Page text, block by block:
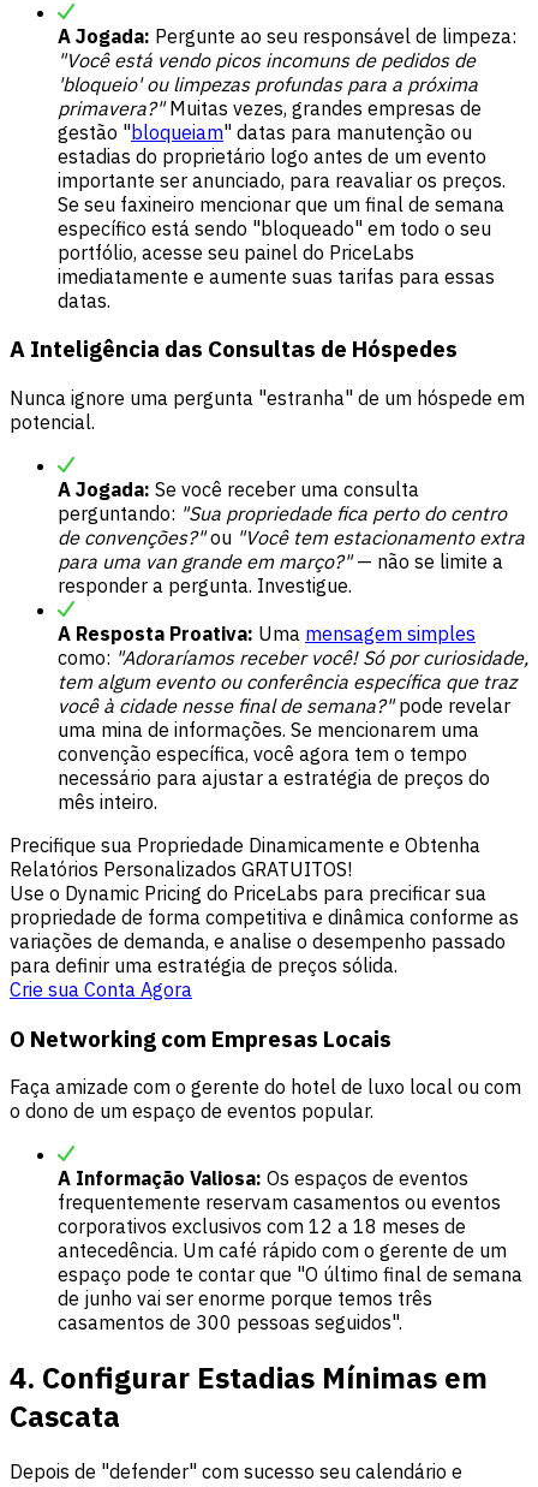
A Jogada: Pergunte ao seu responsável de limpeza:
"Você está vendo picos incomuns de pedidos de
'bloqueio' ou limpezas profundas para a próxima
primavera?"Muitas vezes, grandes empresas de
gestão "bloqueiam" datas para manutenção ou
estadias do proprietário logo antes de um evento
importante ser anunciado, para reavaliar os preços.
Se seu faxineiro mencionar que um final de semana
específico está sendo "bloqueado" em todo o seu
portfólio, acesse seu painel do PriceLabs
imediatamente e aumente suas tarifas para essas
datas.
A Inteligência das Consultas de Hóspedes
Nunca ignore uma pergunta "estranha" de um hóspede em
potencial.
A Jogada: Se você receber uma consulta
perguntando: "Sua propriedade fica perto do centro
de convenções?"ou "Você tem estacionamento extra
para uma van grande em março?"— não se limite a
responder a pergunta. Investigue.
A Resposta Proativa: Uma mensagem simples
como: "Adoraríamos receber você! Só por curiosidade,
tem algum evento ou conferência específica que traz
você à cidade nesse final de semana?"pode revelar
uma mina de informações. Se mencionarem uma
convenção específica, você agora tem o tempo
necessário para ajustar a estratégia de preços do
mês inteiro.
Precifique sua Propriedade Dinamicamente e Obtenha
Relatórios Personalizados GRATUITOS!
Use o Dynamic Pricing do PriceLabs para precificar sua
propriedade de forma competitiva e dinâmica conforme as
variações de demanda, e analise o desempenho passado
para definir uma estratégia de preços sólida.
Crie sua Conta Agora
O Networking com Empresas Locais
Faça amizade com o gerente do hotel de luxo local ou com
o dono de um espaço de eventos popular.
A Informação Valiosa: Os espaços de eventos
frequentemente reservam casamentos ou eventos
corporativos exclusivos com 12 a 18 meses de
antecedência. Um café rápido com o gerente de um
espaço pode te contar que "O último final de semana
de junho vai ser enorme porque temos três
casamentos de 300 pessoas seguidos".
4. Configurar Estadias Mínimas em
Cascata
Depois de "defender" com sucesso seu calendário e